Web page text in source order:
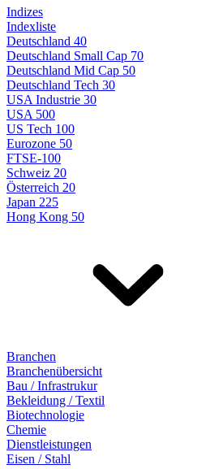
Indizes
Indexliste
Deutschland 40
Deutschland Small Cap 70
Deutschland Mid Cap 50
Deutschland Tech 30
USA Industrie 30
USA 500
US Tech 100
Eurozone 50
FTSE-100
Schweiz 20
Österreich 20
Japan 225
Hong Kong 50
Branchen
Branchenübersicht
Bau / Infrastrukur
Bekleidung / Textil
Biotechnologie
Chemie
Dienstleistungen
Eisen / Stahl